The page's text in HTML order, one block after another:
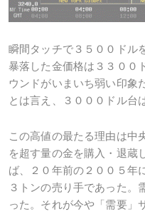
瞬間タッチで３５００ドル
暴落した金価格は３３００
ウンドがいまいち弱い印象だ
とは言え、３０００ドル台
この高値の最たる理由は中
を超す量の金を購入・退蔵
ば、２０年前の２００５年
３トンの売り手であった。
った。それが今や「需要」